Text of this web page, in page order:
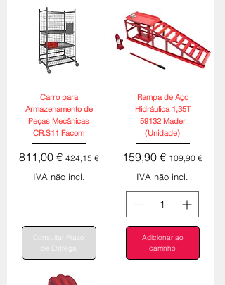
Carro para
Armazenamento de
Peças Mecânicas
CR.S11 Facom
Preço normal
811,00 € Preço promocional
424,15 €
IVA não incl.
Consultar Prazo
de Entrega
Rampa de Aço
Hidráulica 1,35T
59132 Mader
(Unidade)
Preço normal
159,90 € Preço
109,90 €
IVA não incl.
Adicionar ao
carrinho